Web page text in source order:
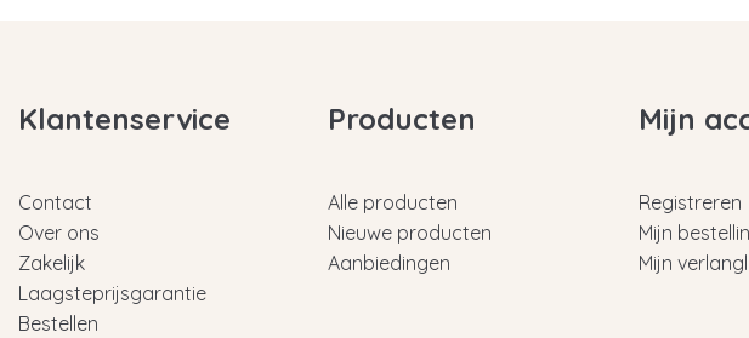
Klantenservice
Contact
Over ons
Zakelijk
Laagsteprijsgarantie
Bestellen
Producten
Alle producten
Nieuwe producten
Aanbiedingen
Mijn
Registreren
Mijn
Mijn